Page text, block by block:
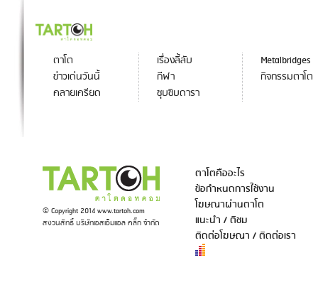
ตาโต
ข่าวเด่นวันนี้
คลายเครียด
เรื่องลี้ลับ
กีฬา
ซุบซิบดารา
Metalbridges
กิจกรรมตาโต
© Copyright 2014 www.tartoh.com
สงวนสิทธิ์ บริษัทเอสเอ็มแอล คลิ๊ก จำกัด
ตาโตคืออะไร
ข้อกำหนดการใช้งาน
โฆษณาผ่านตาโต
แนะนำ / ติชม
ติดต่อโฆษณา / ติดต่อเรา